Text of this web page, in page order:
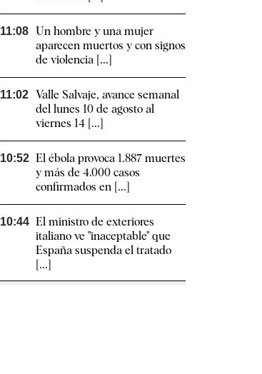
11:08 Un hombre y una mujer
aparecen muertos y con signos
de violencia [...]
11:02 Valle Salvaje, avance semanal
del lunes 10 de agosto al
viernes 14 [...]
10:52 El ébola provoca 1.887 muertes
y más de 4.000 casos
confirmados en [...]
10:44 El ministro de exteriores
italiano ve "inaceptable" que
España suspenda el tratado
[...]